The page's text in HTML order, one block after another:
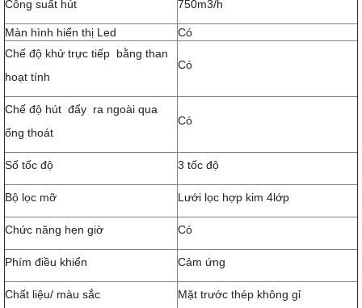
Công suất hút 750m3/h
Màn hình hiển thị Led
Có
Chế độ khử trực tiếp bằng than
hoạt tính
Có
Chế độ hút đẩy ra ngoài qua
ống thoát
Có
Số tốc độ 3 tốc độ
Bộ lọc mỡ Lưới lọc hợp kim 4lớp
Chức năng hẹn giờ Có
Phím điều khiển Cảm ứng
Chất liệu/ màu sắc Mặt trước thép không gỉ